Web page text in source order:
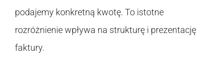
podajemy konkretną kwotę. To istotne
rozróżnienie wpływa na strukturę i prezentację
faktury.